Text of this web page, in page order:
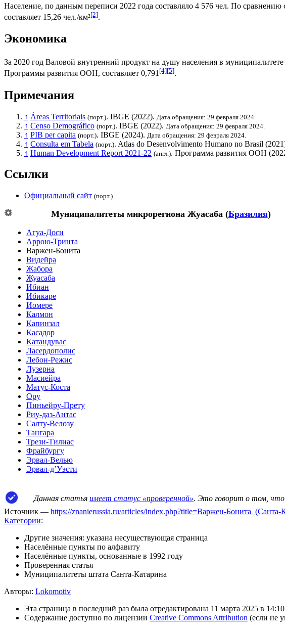
Население, по данным переписи 2022 года составляло 4 576 чел. По сравнению
составляет 15,26 чел./км²[2].
Экономика
За 2020 год Валовой внутренний продукт на душу населения в муниципалитете
Программы развития ООН, составляет 0,791[4][5].
Примечания
↑ Áreas Territoriais (порт.). IBGE (2022). Дата обращения: 29 февраля 2024.
↑ Censo Demográfico (порт.). IBGE (2022). Дата обращения: 29 февраля 2024.
↑ PIB per capita (порт.). IBGE (2024). Дата обращения: 29 февраля 2024.
↑ Consulta em Tabela (порт.). Atlas do Desenvolvimento Humano no Brasil
↑ Human Development Report 2021-22 (англ.). Программа развития ООН
Ссылки
Официальный сайт (порт.)
Муниципалитеты микрорегиона Жуасаба(Бразилия)
Агуа-Доси
Аррою-Тринта
Варжен-Бонита
Видейра
Жабора
Жуасаба
Ибиан
Ибикаре
Иомере
Калмон
Капинзал
Касадор
Катандувас
Ласердополис
Лебон-Режис
Лузерна
Масиейра
Матус-Коста
Ору
Пиньейру-Прету
Риу-даз-Антас
Салту-Велозу
Тангара
Трези-Тилиас
Фрайбургу
Эрвал-Велью
Эрвал-д’Уэсти
Данная статья имеет статус «проверенной». Это говорит о том, что
Источник — https://znanierussia.ru/articles/index.php?title=Варжен-
Категории:
Другие значения: указана несуществующая страница
Населённые пункты по алфавиту
Населённые пункты, основанные в 1992 году
Проверенная статья
Муниципалитеты штата Санта-Катарина
Авторы: Lokomotiv
Эта страница в последний раз была отредактирована 11 марта 2025 в
Содержание доступно по лицензии Creative Commons Attribution (если не